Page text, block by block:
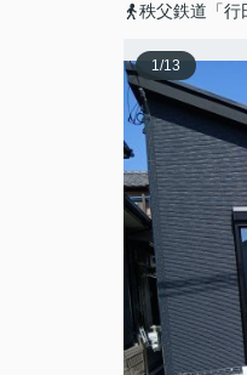
秩父鉄道「行
1/13